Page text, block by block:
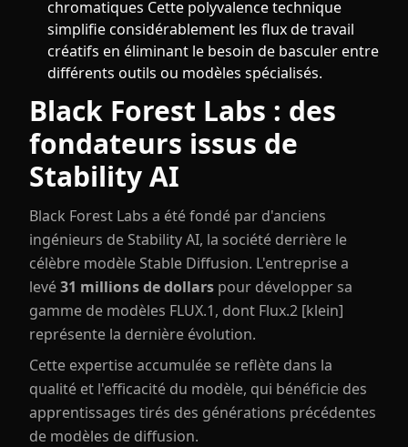
chromatiques Cette polyvalence technique
simplifie considérablement les flux de travail
créatifs en éliminant le besoin de basculer entre
différents outils ou modèles spécialisés.
Black Forest Labs : des
fondateurs issus de
Stability AI
Black Forest Labs a été fondé par d'anciens
ingénieurs de Stability AI, la société derrière le
célèbre modèle Stable Diffusion. L'entreprise a
levé31 millions de dollars pour développer sa
gamme de modèles FLUX.1, dont Flux.2 [klein]
représente la dernière évolution.
Cette expertise accumulée se reflète dans la
qualité et l'efficacité du modèle, qui bénéficie des
apprentissages tirés des générations précédentes
de modèles de diffusion.